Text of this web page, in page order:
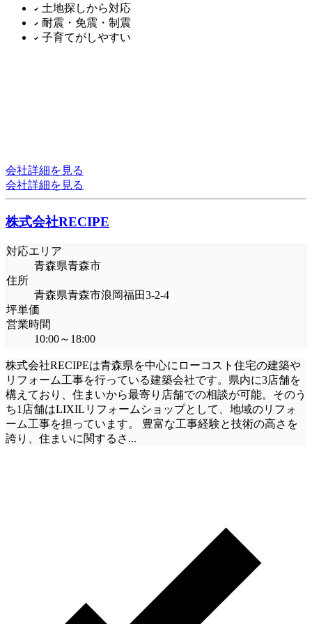
土地探しから対応
耐震・免震・制震
子育てがしやすい
会社詳細を見る
会社詳細を見る
株式会社RECIPE
対応エリア
青森県青森市
住所
青森県青森市浪岡福田3-2-4
坪単価
営業時間
10:00～18:00
株式会社RECIPEは青森県を中心にローコスト住宅の建築や
リフォーム工事を行っている建築会社です。県内に3店舗を
構えており、住まいから最寄り店舗での相談が可能。そのう
ち1店舗はLIXILリフォームショップとして、地域のリフォ
ーム工事を担っています。 豊富な工事経験と技術の高さを
誇り、住まいに関するさ ...